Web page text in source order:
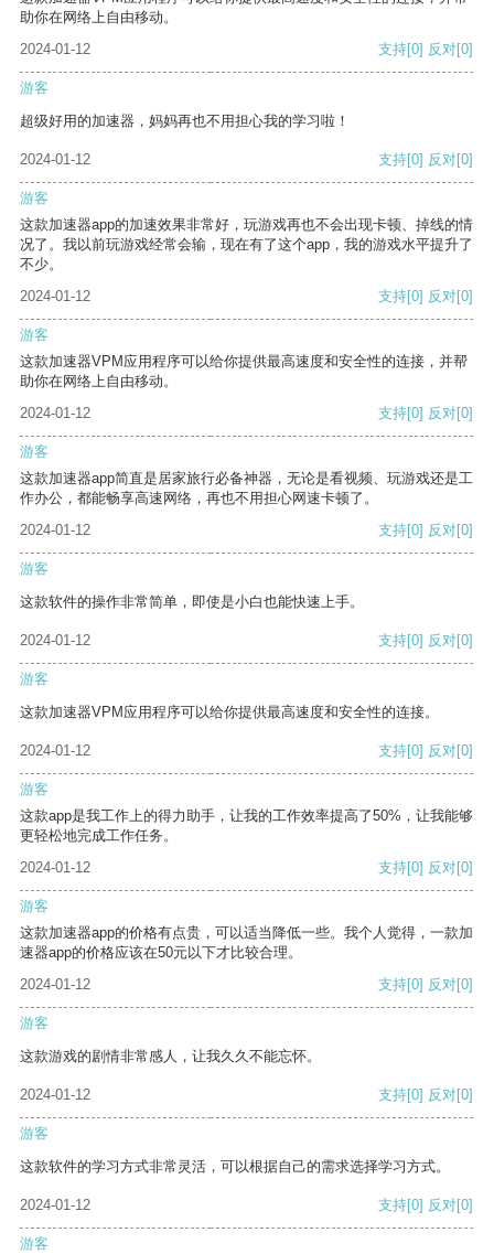
助你在网络上自由移动。
2024-01-12
支持[0] 反对[0]
游客
超级好用的加速器，妈妈再也不用担心我的学习啦！
2024-01-12 支持[0] 反对[0]
游客
这款加速器app的加速效果非常好，玩游戏再也不会出现卡顿、掉线的情
况了。我以前玩游戏经常会输，现在有了这个app，我的游戏水平提升了
不少。
2024-01-12
支持[0] 反对[0]
游客
这款加速器VPM应用程序可以给你提供最高速度和安全性的连接，并帮
助你在网络上自由移动。
2024-01-12
支持[0] 反对[0]
游客
这款加速器app简直是居家旅行必备神器，无论是看视频、玩游戏还是工
作办公，都能畅享高速网络，再也不用担心网速卡顿了。
2024-01-12
支持[0] 反对[0]
游客
这款软件的操作非常简单，即使是小白也能快速上手。
2024-01-12 支持[0] 反对[0]
游客
这款加速器VPM应用程序可以给你提供最高速度和安全性的连接。
2024-01-12 支持[0] 反对[0]
游客
这款app是我工作上的得力助手，让我的工作效率提高了50%，让我能够
更轻松地完成工作任务。
2024-01-12
支持[0] 反对[0]
游客
这款加速器app的价格有点贵，可以适当降低一些。我个人觉得，一款加
速器app的价格应该在50元以下才比较合理。
2024-01-12
支持[0] 反对[0]
游客
这款游戏的剧情非常感人，让我久久不能忘怀。
2024-01-12 支持[0] 反对[0]
游客
这款软件的学习方式非常灵活，可以根据自己的需求选择学习方式。
2024-01-12 支持[0] 反对[0]
游客